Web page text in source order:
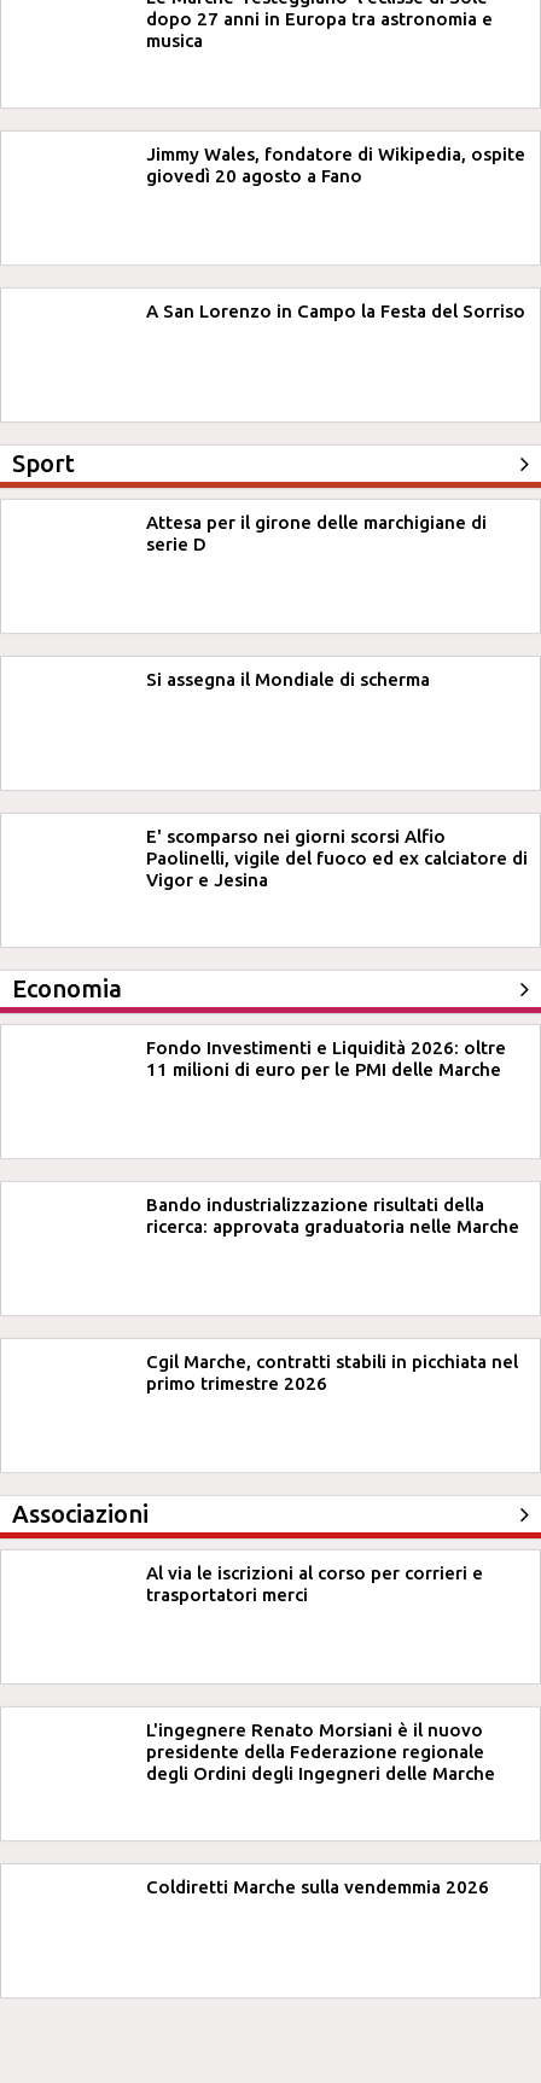
dopo 27 anni in Europa tra astronomia e
musica
Jimmy Wales, fondatore di Wikipedia, ospite
giovedì 20 agosto a Fano
A San Lorenzo in Campo la Festa del Sorriso
Sport
Attesa per il girone delle marchigiane di
serie D
Si assegna il Mondiale di scherma
E' scomparso nei giorni scorsi Alfio
Paolinelli, vigile del fuoco ed ex calciatore di
Vigor e Jesina
Economia
Fondo Investimenti e Liquidità 2026: oltre
11 milioni di euro per le PMI delle Marche
Bando industrializzazione risultati della
ricerca: approvata graduatoria nelle Marche
Cgil Marche, contratti stabili in picchiata nel
primo trimestre 2026
Associazioni
Al via le iscrizioni al corso per corrieri e
trasportatori merci
L'ingegnere Renato Morsiani è il nuovo
presidente della Federazione regionale
degli Ordini degli Ingegneri delle Marche
Coldiretti Marche sulla vendemmia 2026